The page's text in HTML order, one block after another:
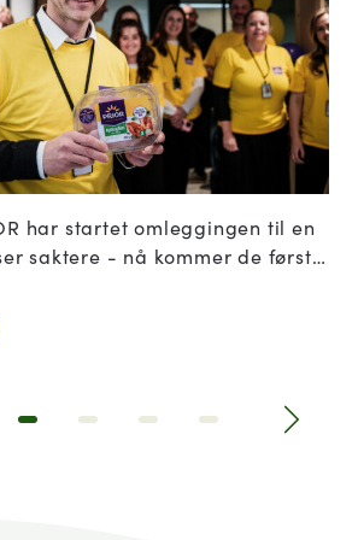
har startet omleggingen til en
saktere - nå kommer de første
kyllinger, ved at også
er sakterevoksende.
Next|t